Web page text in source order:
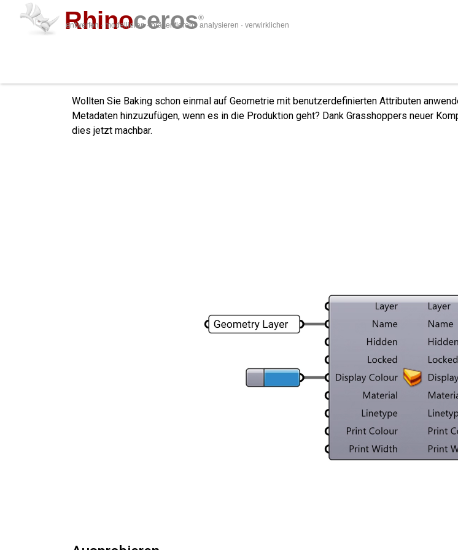
Rhinoceros®
entwerfen · modellieren · präsentieren · analysieren · verwirklichen
Wollten Sie Baking schon einmal auf Geometrie mit benutzerdefinierten Attributen
Metadaten hinzuzufügen, wenn es in die Produktion geht? Dank Grasshoppers neuer
dies jetzt machbar.